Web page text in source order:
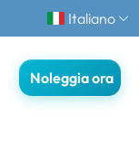
Italiano
Noleggia ora